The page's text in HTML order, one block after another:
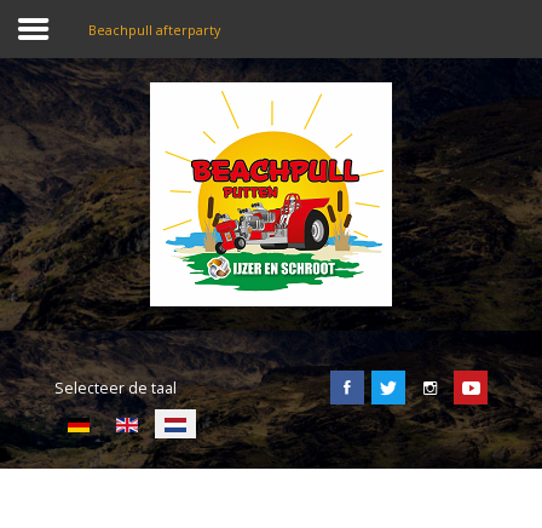
Home
Beachpull
Entree en locatie
Activiteiten
E-Tickets
Beachpull afterparty
SEARCHOUR SITE
Selecteer de taal